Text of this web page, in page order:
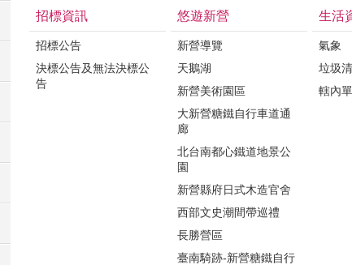
招標資訊
招標公告
決標公告及無法決標公
告
悠遊新營
新營導覽
天鵝湖
新營美術園區
大新營糖鐵自行車道通
廊
北台南都心鐵道地景公
園
新營縣府日式木造官舍
西部文史潮間帶巡禮
長勝營區
臺南騎跡-新營糖鐵自行
生活
氣象
垃圾
轄內